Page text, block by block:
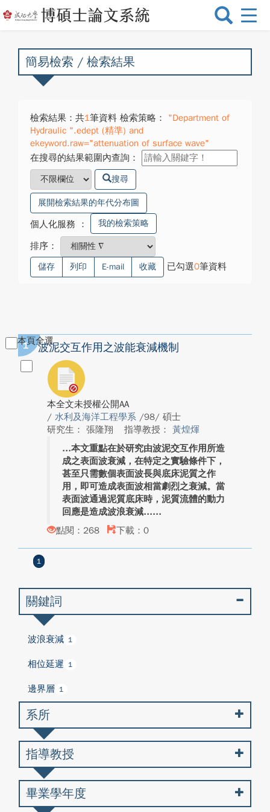
選
換
簡易檢索 / 檢索結果
檢索結果：共1筆資料 檢索策略：
"Department of
Hydraulic ".edept (精準) and
ekeyword.raw="attenuation of surface wave"
在搜尋的結果範圍內查詢：
搜尋
展開檢索結果的年代分布圖
個人化服務 ： 我的檢索策略
排序：
儲存 列印 E-mail 收藏 已勾選0筆資料
本頁全選
1 波泥交互作用之波能衰減機制
本全文未授權公開AA
/ 水利及海洋工程學系 /98/ 碩士
研究生： 張隆翔
指導教授： 黃煌煇
本文重點在於研究由波泥交互作用所造
成之表面波衰減，在特定之實驗條件下，
甚至只需數個表面波長與底床泥質之作
用，即可造成表面波相當劇烈之衰減。當
表面波通過泥質底床時，泥質流體的動力
回應是造成波浪衰減...
點閱：268
下載：0
1
關鍵詞
波浪衰減 1
相位延遲 1
邊界層 1
系所
指導教授
畢業學年度